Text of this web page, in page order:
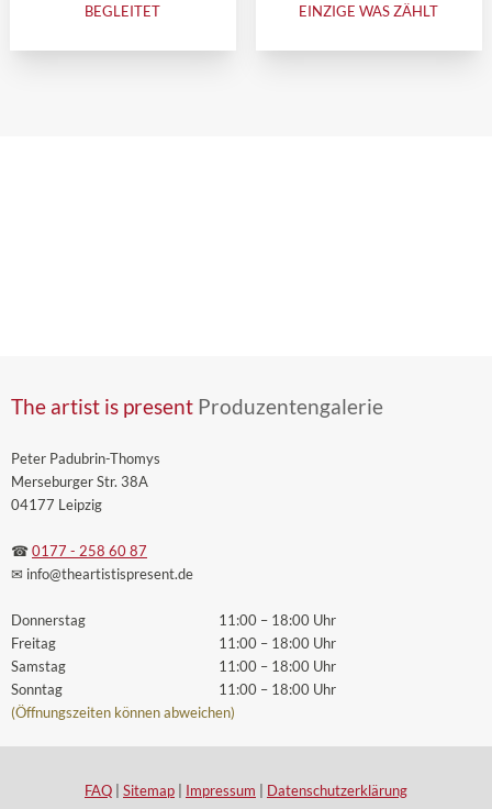
BEGLEITET
EINZIGE WAS ZÄHLT
The artist is present Produzentengalerie
Peter Padubrin-Thomys
Merseburger Str. 38A
04177 Leipzig
☎ 0177 - 258 60 87
✉ info@theartistispresent.de
Donnerstag
Freitag
Samstag
Sonntag
11:00 – 18:00 Uhr
11:00 – 18:00 Uhr
11:00 – 18:00 Uhr
11:00 – 18:00 Uhr
(Öffnungszeiten können abweichen)
FAQ Sitemap Impressum Datenschutzerklärung